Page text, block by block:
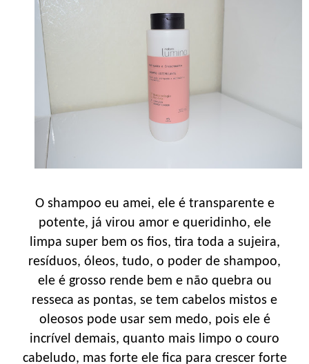
O shampoo eu amei, ele é transparente e
potente, já virou amor e queridinho, ele
limpa super bem os fios, tira toda a sujeira,
resíduos, óleos, tudo, o poder de shampoo,
ele é grosso rende bem e não quebra ou
resseca as pontas, se tem cabelos mistos e
oleosos pode usar sem medo, pois ele é
incrível demais, quanto mais limpo o couro
cabeludo, mas forte ele fica para crescer forte